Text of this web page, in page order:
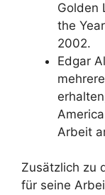
Golden
the
2002.
Edgar
Arbeit
Zusätzlich zu
für seine